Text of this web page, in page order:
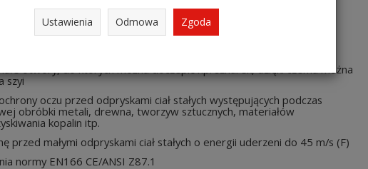
otwory, do których można doczepić np. sznurek, dzięki czemu można
szyi
oczu przed odpryskami ciał stałych występujących podczas
obróbki metali, drewna, tworzyw sztucznych, materiałów
kopalin itp.
przed małymi odpryskami ciał stałych o energii uderzeni do 45 m/s (F)
normy EN166 CE/ANSI Z87.1
Ustawienia Odmowa Zgoda